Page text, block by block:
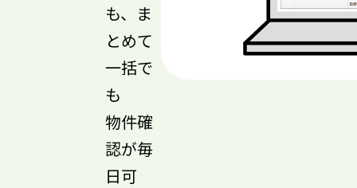
も、ま
とめて
一括で
も
物件確
認が毎
日可